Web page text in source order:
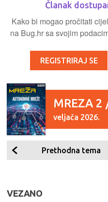
Članak
Kako bi mogao pročitati
na Bug.hr sa svojim
REGISTRIRAJ SE
MREZA 2
veljača 2026.
Prethodna tema
VEZANO